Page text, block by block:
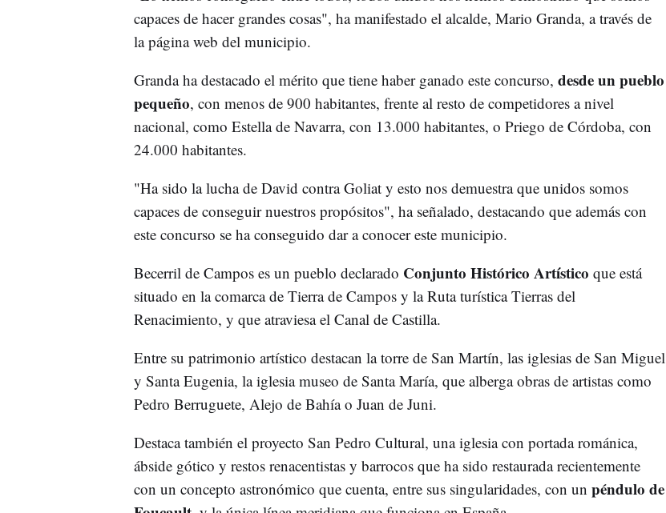
capaces de hacer grandes cosas", ha manifestado el alcalde, Mario Granda, a través de
la página web del municipio.
Granda ha destacado el mérito que tiene haber ganado este concurso, desde un pueblo
pequeño, con menos de 900 habitantes, frente al resto de competidores a nivel
nacional, como Estella de Navarra, con 13.000 habitantes, o Priego de Córdoba, con
24.000 habitantes.
"Ha sido la lucha de David contra Goliat y esto nos demuestra que unidos somos
capaces de conseguir nuestros propósitos", ha señalado, destacando que además con
este concurso se ha conseguido dar a conocer este municipio.
Becerril de Campos es un pueblo declarado Conjunto Histórico Artístico que está
situado en la comarca de Tierra de Campos y la Ruta turística Tierras del
Renacimiento, y que atraviesa el Canal de Castilla.
Entre su patrimonio artístico destacan la torre de San Martín, las iglesias de San Miguel
y Santa Eugenia, la iglesia museo de Santa María, que alberga obras de artistas como
Pedro Berruguete, Alejo de Bahía o Juan de Juni.
Destaca también el proyecto San Pedro Cultural, una iglesia con portada románica,
ábside gótico y restos renacentistas y barrocos que ha sido restaurada recientemente
con un concepto astronómico que cuenta, entre sus singularidades, con un péndulo de